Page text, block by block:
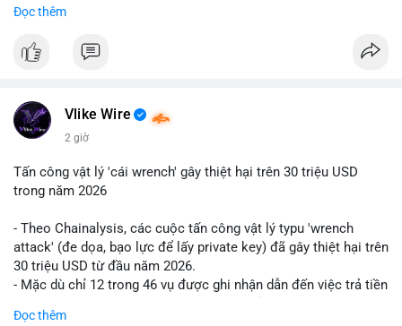
📈 XU HƯỚNG TÌM KIẾM & THẢO LUẬN: Coin trending trên
(CASHCAT), Pudgy Penguins (PENGU) và OVERTAKE (TAKE).
trung của người dùng vào các chủ đề địa phương. Trên
LunarCrush, các chủ đề như Solana, Taylor Swift và UFC 310
💬 DÒNG CHẢY TIN TỨC & TRUYỀN THÔNG: Tài chính Việt
Bắc', trong khi tin tức quốc tế nhấn mạnh việc Putin ký luật
crypto và sự kiện an ninh như hack Zeus Wallet. Trên Binance
Square, nhiều người chia sẻ chiến lược giao dịch như lệnh
Long $BTW hoặc cập nhật về sự kiện Alpha Trading
Đọc thêm
Vlike Wire
2 giờ
Tấn công vật lý 'cái wrench' gây thiệt hại trên 30 triệu USD
trong năm 2026
- Theo Chainalysis, các cuộc tấn công vật lý typu 'wrench
attack' (đe dọa, bạo lực để lấy private key) đã gây thiệt hại trên
30 triệu USD từ đầu năm 2026.
- Mặc dù chỉ 12 trong 46 vụ được ghi nhận dẫn đến việc trả tiền
gồm rò rỉ dữ liệu và đe dọa tới gia đình, bạn bè của người sở
Đọc thêm